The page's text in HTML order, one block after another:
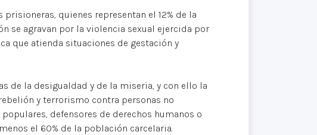
quienes representan el 12% de la
se agravan por la violencia sexual ejercida por
que atienda situaciones de gestación y
de la desigualdad y de la miseria, y con ello la
y terrorismo contra personas no
defensores de derechos humanos o
el 60% de la población carcelaria.